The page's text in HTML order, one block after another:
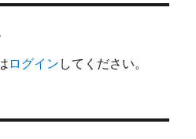
ログイン してください。